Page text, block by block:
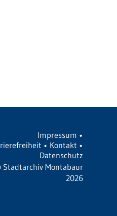
Impressum •
• Kontakt •
Datenschutz
Stadtarchiv Montabaur
2026